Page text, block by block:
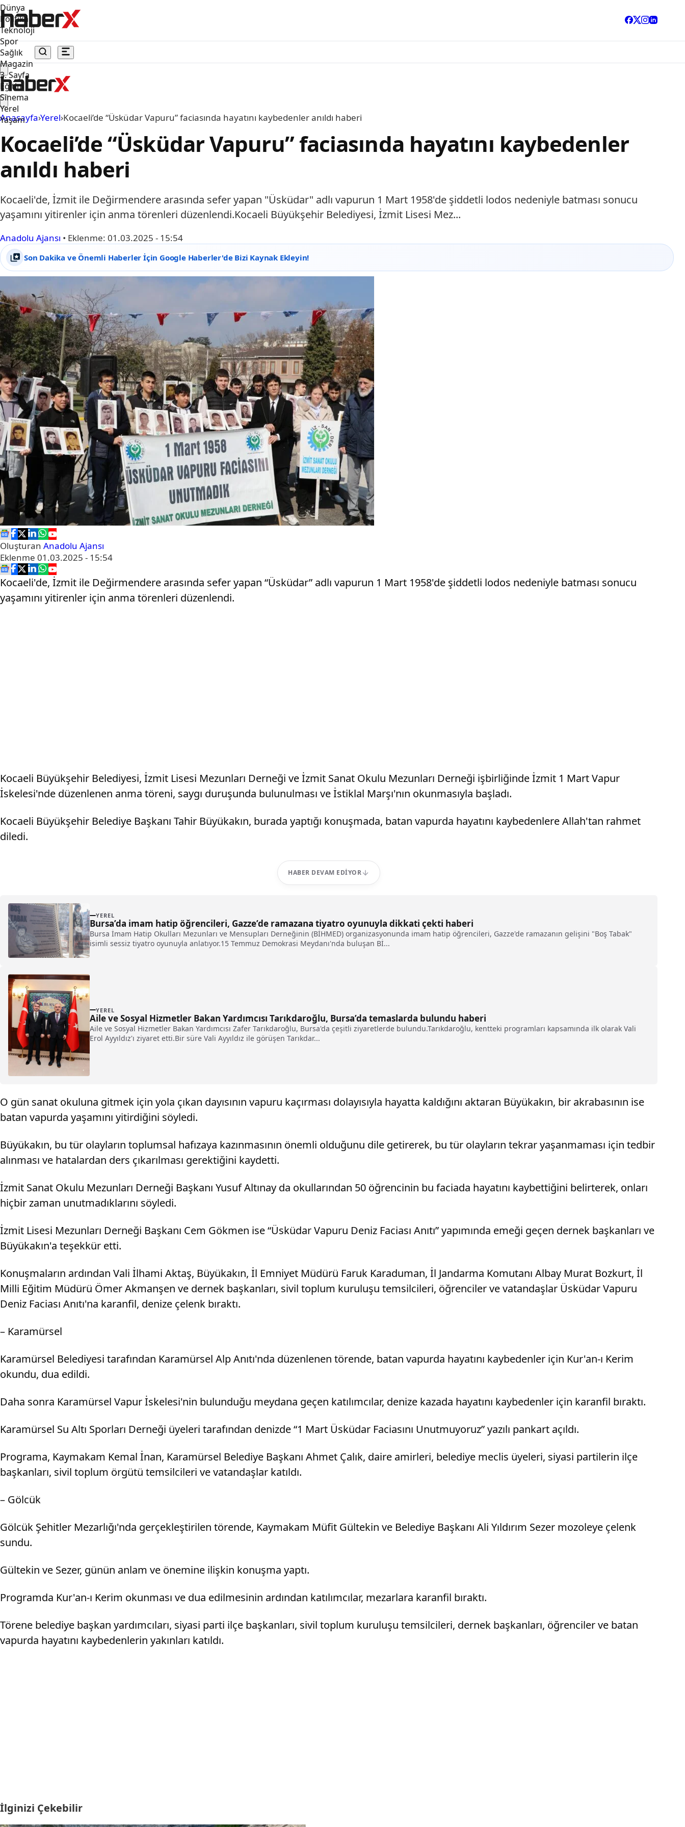
Dünya
Politika
Teknoloji
Spor
Sağlık
Magazin
3. Sayfa
Eğitim
Sinema
Yerel
Yaşam
Anasayfa›Yerel›Kocaeli’de “Üsküdar Vapuru” faciasında hayatını kaybedenler anıldı haberi
Kocaeli’de “Üsküdar Vapuru” faciasında hayatını kaybedenler
anıldı haberi
Kocaeli'de, İzmit ile Değirmendere arasında sefer yapan "Üsküdar" adlı vapurun 1 Mart 1958'de şiddetli lodos nedeniyle batması sonucu
yaşamını yitirenler için anma törenleri düzenlendi.Kocaeli Büyükşehir Belediyesi, İzmit Lisesi Mez...
Anadolu Ajansı • Eklenme: 01.03.2025 - 15:54
Son Dakika ve Önemli Haberler İçin Google Haberler'de Bizi Kaynak Ekleyin!
Oluşturan Anadolu Ajansı
Eklenme 01.03.2025 - 15:54
Kocaeli'de, İzmit ile Değirmendere arasında sefer yapan “Üsküdar” adlı vapurun 1 Mart 1958'de şiddetli lodos nedeniyle batması sonucu
yaşamını yitirenler için anma törenleri düzenlendi.
Kocaeli Büyükşehir Belediyesi, İzmit Lisesi Mezunları Derneği ve İzmit Sanat Okulu Mezunları Derneği işbirliğinde İzmit 1 Mart Vapur
İskelesi'nde düzenlenen anma töreni, saygı duruşunda bulunulması ve İstiklal Marşı'nın okunmasıyla başladı.
Kocaeli Büyükşehir Belediye Başkanı Tahir Büyükakın, burada yaptığı konuşmada, batan vapurda hayatını kaybedenlere Allah'tan rahmet
diledi.
HABER DEVAM EDIYOR
YEREL
Bursa’da imam hatip öğrencileri, Gazze’de ramazana tiyatro oyunuyla dikkati çekti haberi
Bursa İmam Hatip Okulları Mezunları ve Mensupları Derneğinin (BİHMED) organizasyonunda imam hatip öğrencileri, Gazze'de ramazanın gelişini "Boş Tabak"
isimli sessiz tiyatro oyunuyla anlatıyor.15 Temmuz Demokrasi Meydanı'nda buluşan Bİ...
YEREL
Aile ve Sosyal Hizmetler Bakan Yardımcısı Tarıkdaroğlu, Bursa’da temaslarda bulundu haberi
Aile ve Sosyal Hizmetler Bakan Yardımcısı Zafer Tarıkdaroğlu, Bursa'da çeşitli ziyaretlerde bulundu.Tarıkdaroğlu, kentteki programları kapsamında ilk olarak Vali
Erol Ayyıldız'ı ziyaret etti.Bir süre Vali Ayyıldız ile görüşen Tarıkdar...
O gün sanat okuluna gitmek için yola çıkan dayısının vapuru kaçırması dolayısıyla hayatta kaldığını aktaran Büyükakın, bir akrabasının ise
batan vapurda yaşamını yitirdiğini söyledi.
Büyükakın, bu tür olayların toplumsal hafızaya kazınmasının önemli olduğunu dile getirerek, bu tür olayların tekrar yaşanmaması için tedbir
alınması ve hatalardan ders çıkarılması gerektiğini kaydetti.
İzmit Sanat Okulu Mezunları Derneği Başkanı Yusuf Altınay da okullarından 50 öğrencinin bu faciada hayatını kaybettiğini belirterek, onları
hiçbir zaman unutmadıklarını söyledi.
İzmit Lisesi Mezunları Derneği Başkanı Cem Gökmen ise “Üsküdar Vapuru Deniz Faciası Anıtı” yapımında emeği geçen dernek başkanları ve
Büyükakın'a teşekkür etti.
Konuşmaların ardından Vali İlhami Aktaş, Büyükakın, İl Emniyet Müdürü Faruk Karaduman, İl Jandarma Komutanı Albay Murat Bozkurt, İl
Milli Eğitim Müdürü Ömer Akmanşen ve dernek başkanları, sivil toplum kuruluşu temsilcileri, öğrenciler ve vatandaşlar Üsküdar Vapuru
Deniz Faciası Anıtı'na karanfil, denize çelenk bıraktı.
– Karamürsel
Karamürsel Belediyesi tarafından Karamürsel Alp Anıtı'nda düzenlenen törende, batan vapurda hayatını kaybedenler için Kur'an-ı Kerim
okundu, dua edildi.
Daha sonra Karamürsel Vapur İskelesi'nin bulunduğu meydana geçen katılımcılar, denize kazada hayatını kaybedenler için karanfil bıraktı.
Karamürsel Su Altı Sporları Derneği üyeleri tarafından denizde “1 Mart Üsküdar Faciasını Unutmuyoruz” yazılı pankart açıldı.
Programa, Kaymakam Kemal İnan, Karamürsel Belediye Başkanı Ahmet Çalık, daire amirleri, belediye meclis üyeleri, siyasi partilerin ilçe
başkanları, sivil toplum örgütü temsilcileri ve vatandaşlar katıldı.
– Gölcük
Gölcük Şehitler Mezarlığı'nda gerçekleştirilen törende, Kaymakam Müfit Gültekin ve Belediye Başkanı Ali Yıldırım Sezer mozoleye çelenk
sundu.
Gültekin ve Sezer, günün anlam ve önemine ilişkin konuşma yaptı.
Programda Kur'an-ı Kerim okunması ve dua edilmesinin ardından katılımcılar, mezarlara karanfil bıraktı.
Törene belediye başkan yardımcıları, siyasi parti ilçe başkanları, sivil toplum kuruluşu temsilcileri, dernek başkanları, öğrenciler ve batan
vapurda hayatını kaybedenlerin yakınları katıldı.
İlginizi Çekebilir